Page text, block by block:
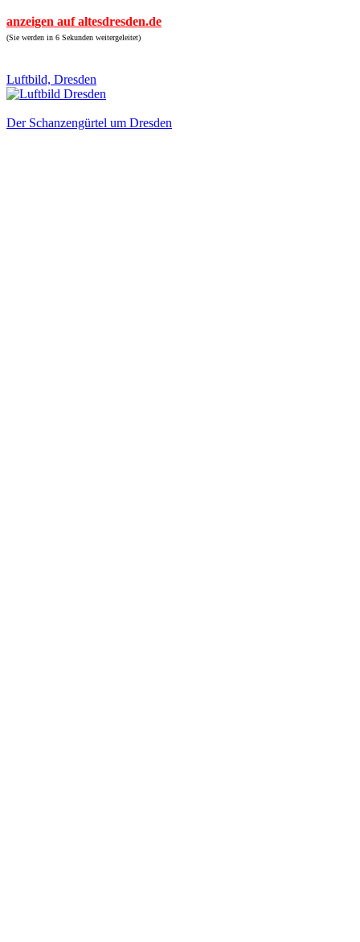
anzeigen auf altesdresden.de
(Sie werden in 6 Sekunden weitergeleitet)
Luftbild, Dresden
Der Schanzengürtel um Dresden